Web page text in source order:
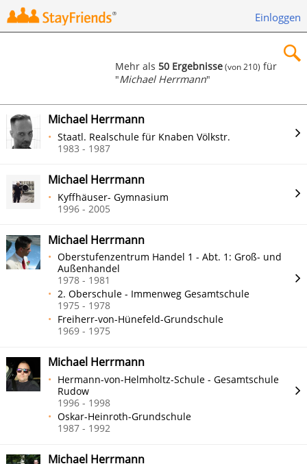
Einloggen
Suchen
Mehr als 50 Ergebnisse (von 210) für
"Michael Herrmann"
Michael Herrmann
Staatl. Realschule für Knaben Völkstr.
1983 - 1987
Michael Herrmann
Kyffhäuser- Gymnasium
1996 - 2005
Michael Herrmann
Oberstufenzentrum Handel 1 - Abt. 1: Groß- und
Außenhandel
1978 - 1981
2. Oberschule - Immenweg Gesamtschule
1975 - 1978
Freiherr-von-Hünefeld-Grundschule
1969 - 1975
Michael Herrmann
Hermann-von-Helmholtz-Schule - Gesamtschule
Rudow
1996 - 1998
Oskar-Heinroth-Grundschule
1987 - 1992
Michael Herrmann